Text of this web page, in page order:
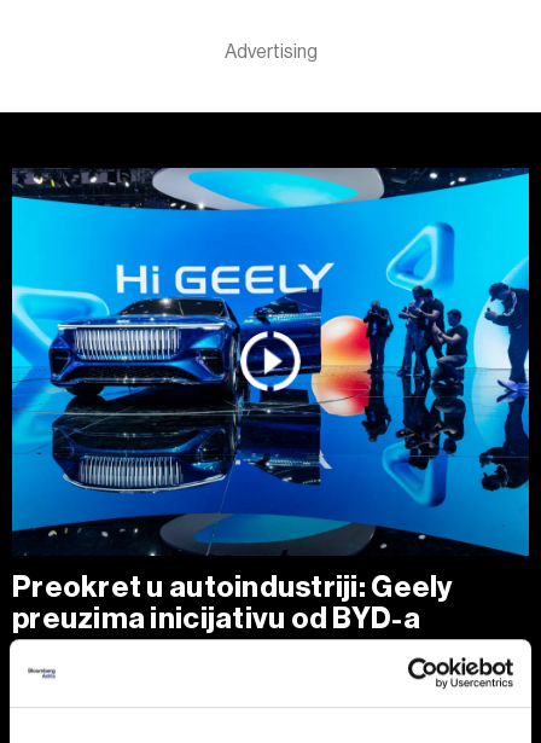
Preokret u autoindustriji: Geely
preuzima inicijativu od BYD-a
Geely se u vremenima neizvjesnosti oslanja na globalnu
prodajnu mrežu i za kineski brend netipičnu raznolikost
pogonskih sklopova, budući da proizvodi i modele s
motorima s unutarnjim izgaranjem.